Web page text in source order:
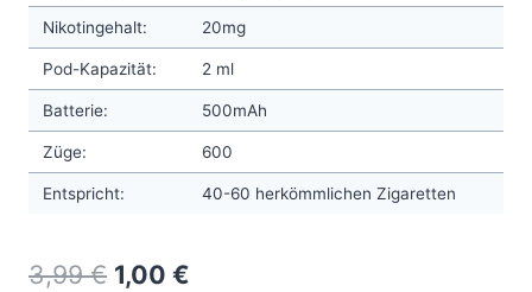
Nikotingehalt: 20mg
Pod-Kapazität: 2 ml
Batterie: 500mAh
Züge: 600
Entspricht: 40-60 herkömmlichen Zigaretten
3,99€ Original
1,00 €